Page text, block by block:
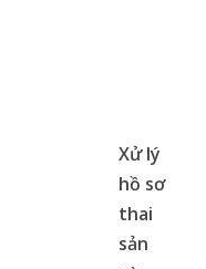
Xử lý
hồ sơ
thai
sản